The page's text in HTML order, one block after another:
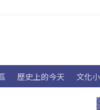
歷史上的今天 文化